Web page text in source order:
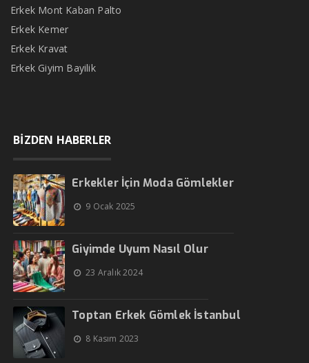
Erkek Mont Kaban Palto
Erkek Kemer
Erkek Kravat
Erkek Giyim Bayilik
BİZDEN HABERLER
Erkekler İçin Moda Gömlekler
9 Ocak 2025
Giyimde Uyum Nasıl Olur
23 Aralık 2024
Toptan Erkek Gömlek İstanbul
8 Kasım 2023